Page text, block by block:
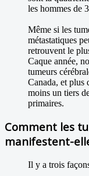
les hommes de
Même si les
métastatiques
retrouvent le
Caque année,
tumeurs
Canada, et plus
moins un tiers
primaires.
Comment les
manifestent-
Il y a trois